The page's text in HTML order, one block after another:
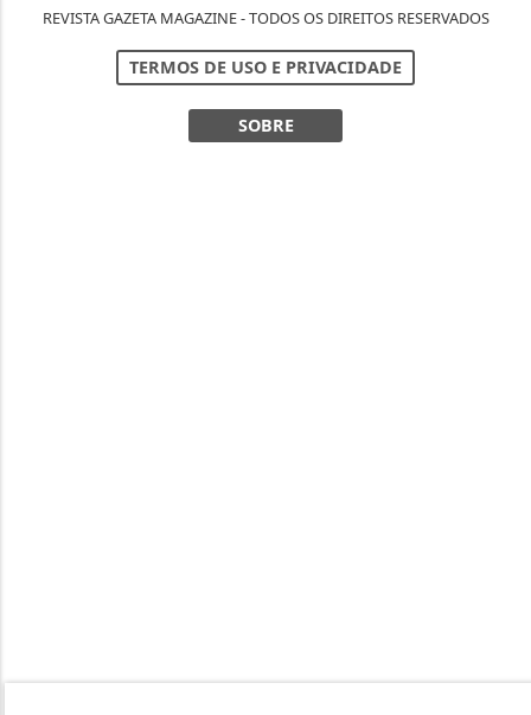
REVISTA GAZETA MAGAZINE - TODOS OS DIREITOS RESERVADOS
TERMOS DE USO E PRIVACIDADE
SOBRE